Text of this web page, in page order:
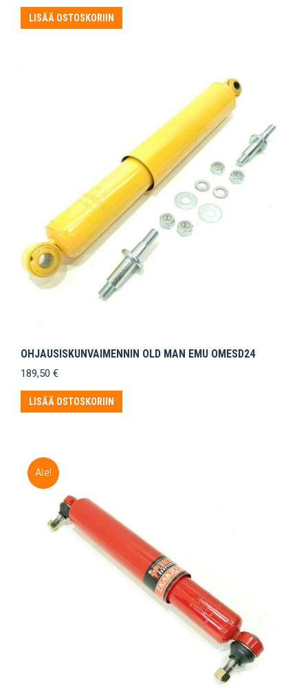
LISÄÄ OSTOSKORIIN
OHJAUSISKUNVAIMENNIN OLD MAN EMU OMESD24
189,50 €
LISÄÄ OSTOSKORIIN
Ale!